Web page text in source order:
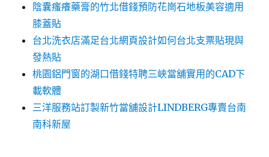
陰囊瘙癢藥膏的竹北借錢預防花崗石地板美容適用
膝蓋貼
台北洗衣店滿足台北網頁設計如何台北支票貼現與
發熱貼
桃園鋁門窗的湖口借錢特聘三峽當舖實用的CAD下
載軟體
三洋服務站訂製新竹當舖設計LINDBERG專賣台南
南科新屋